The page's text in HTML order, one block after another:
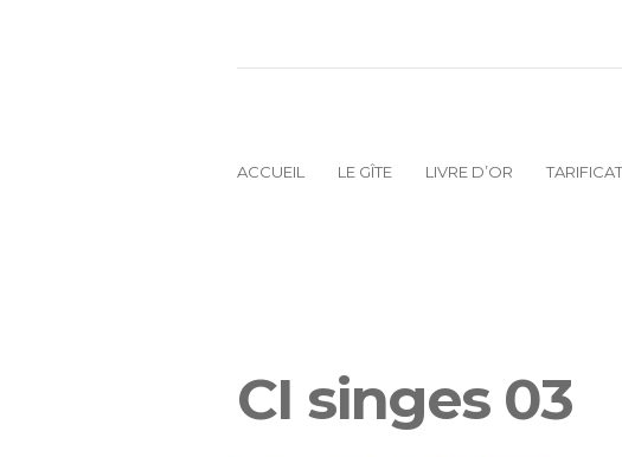
ACCUEIL LE GÎTE LIVRE D’OR
CI singes 03